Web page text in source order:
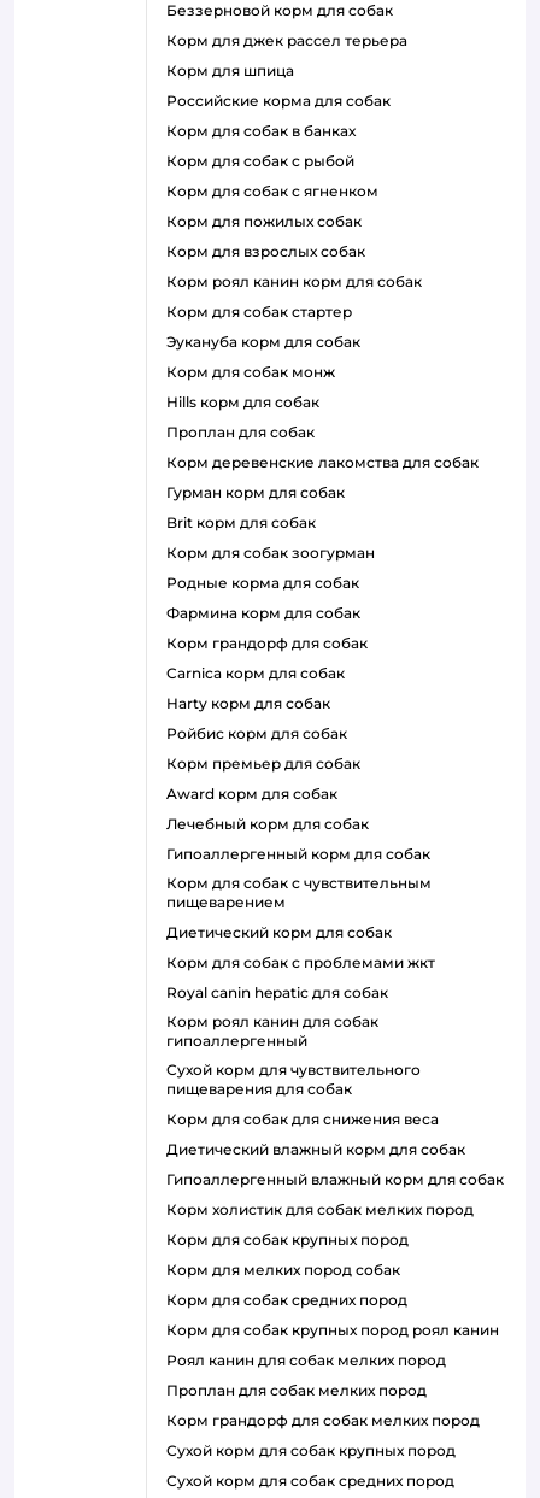
беззерновой корм для собак
корм для джек рассел терьера
корм для шпица
российские корма для собак
корм для собак в банках
корм для собак с рыбой
корм для собак с ягненком
корм для пожилых собак
корм для взрослых собак
корм роял канин корм для собак
корм для собак стартер
эукануба корм для собак
корм для собак монж
hills корм для собак
проплан для собак
корм деревенские лакомства для собак
гурман корм для собак
brit корм для собак
корм для собак зоогурман
родные корма для собак
фармина корм для собак
корм грандорф для собак
carnica корм для собак
harty корм для собак
ройбис корм для собак
корм премьер для собак
award корм для собак
лечебный корм для собак
гипоаллергенный корм для собак
корм для собак с чувствительным
пищеварением
диетический корм для собак
корм для собак с проблемами жкт
royal canin hepatic для собак
корм роял канин для собак
гипоаллергенный
сухой корм для чувствительного
пищеварения для собак
корм для собак для снижения веса
диетический влажный корм для собак
гипоаллергенный влажный корм для собак
корм холистик для собак мелких пород
корм для собак крупных пород
корм для мелких пород собак
корм для собак средних пород
корм для собак крупных пород роял канин
роял канин для собак мелких пород
проплан для собак мелких пород
корм грандорф для собак мелких пород
сухой корм для собак крупных пород
сухой корм для собак средних пород